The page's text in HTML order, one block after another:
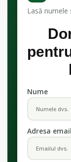
Lasă numele
Nume
Adresa email